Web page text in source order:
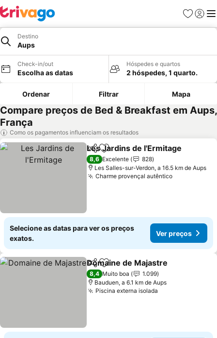
Favoritos
Iniciar
Destino
Aups
Check-in/out
Escolha as datas
Hóspedes e quartos
2 hóspedes, 1 quarto.
Ordenar Filtrar Mapa
Compare preços de Bed & Breakfast em Aups,
França
Como os pagamentos influenciam os resultados
PartilharAdicionar aos favoritos
Les Jardins de l'Ermitage
8,6 Excelente
828
Les Salles-sur-Verdon, a 16.5 km de Aups
Charme provençal autêntico
Selecione as datas para ver os preços
exatos.
Ver preços
PartilharAdicionar aos favoritos
Domaine de Majastre
8,4 Muito boa
1.099
Bauduen, a 6.1 km de Aups
Piscina externa isolada